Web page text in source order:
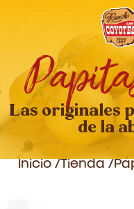
Las originales
de la
Inicio / Tienda /